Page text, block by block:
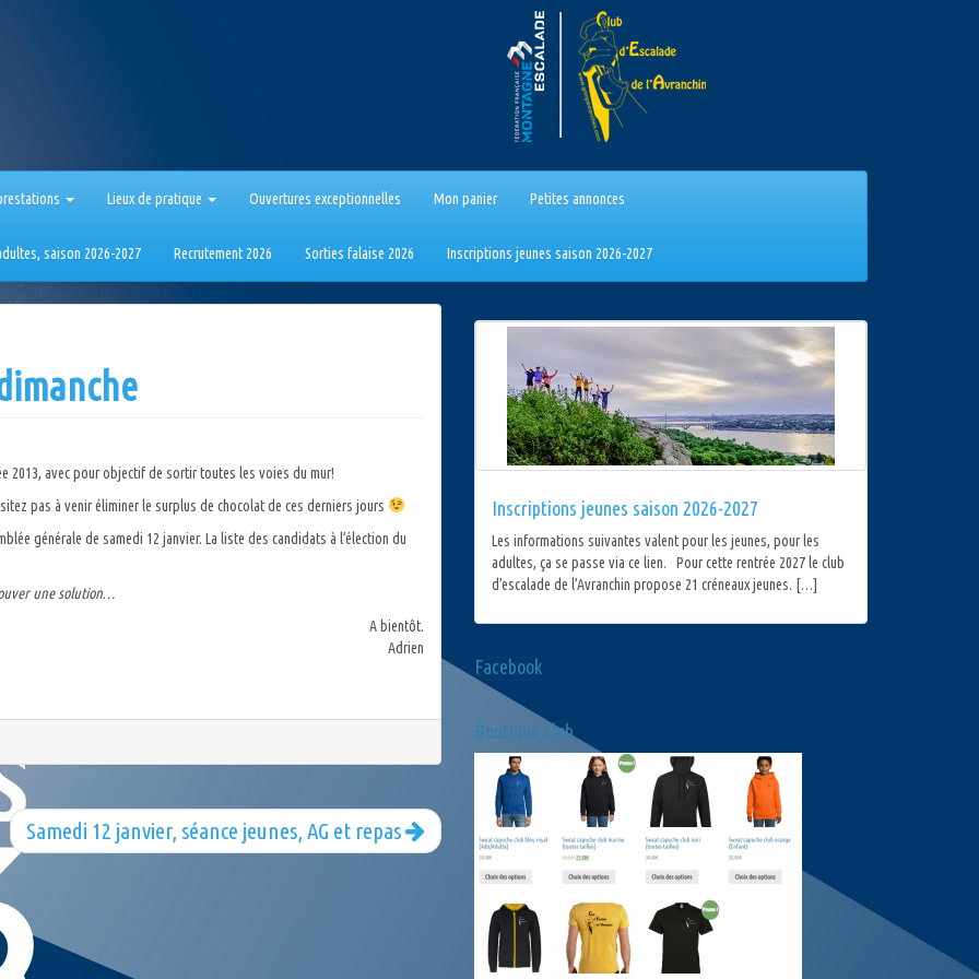
Lieux de pratique Ouvertures exceptionnelles Mon panier Petites annonces
saison 2026-2027 Recrutement 2026 Sorties falaise 2026 Inscriptions jeunes saison 2026-2027
2013, avec pour objectif de sortir toutes les voies du mur!
pas à venir éliminer le surplus de chocolat de ces derniers jours
générale de samedi 12 janvier. La liste des candidats à l’élection du
une solution…
A bientôt.
Adrien
Samedi 12 janvier, séance jeunes, AG et repas
Inscriptions jeunes saison 2026-2027
Les informations suivantes valent pour les jeunes, pour les
adultes, ça se passe via ce lien. Pour cette rentrée 2027 le club
d’escalade de l’Avranchin propose 21 créneaux jeunes. […]
Facebook
Boutique club